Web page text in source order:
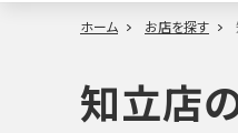
ホーム お店を探す
知立店